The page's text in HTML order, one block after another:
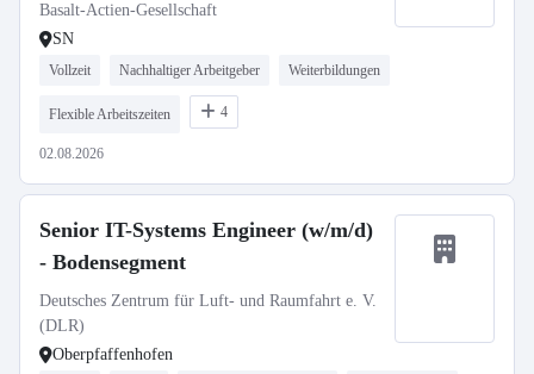
Basalt-Actien-Gesellschaft
SN
Vollzeit Nachhaltiger Arbeitgeber Weiterbildungen
Flexible Arbeitszeiten 4
02.08.2026
Senior IT-Systems Engineer (w/m/d)
- Bodensegment
Deutsches Zentrum für Luft- und Raumfahrt e. V.
(DLR)
Oberpfaffenhofen